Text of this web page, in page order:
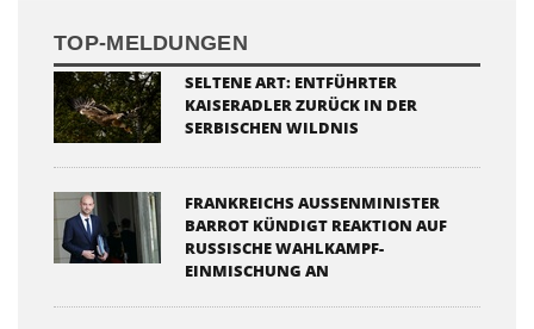
TOP-MELDUNGEN
SELTENE ART: ENTFÜHRTER
KAISERADLER ZURÜCK IN DER
SERBISCHEN WILDNIS
FRANKREICHS AUSSENMINISTER B
ARROT KÜNDIGT REAKTION AUF R
USSISCHE WAHLKAMPF-E
INMISCHUNG AN